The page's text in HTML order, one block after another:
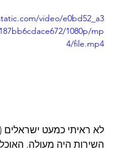
video/e0bd52_a3
1080p/mp
4/file.mp4
לא ראיתי כמעט ישראלים
השירות היה מעולה. האוכל